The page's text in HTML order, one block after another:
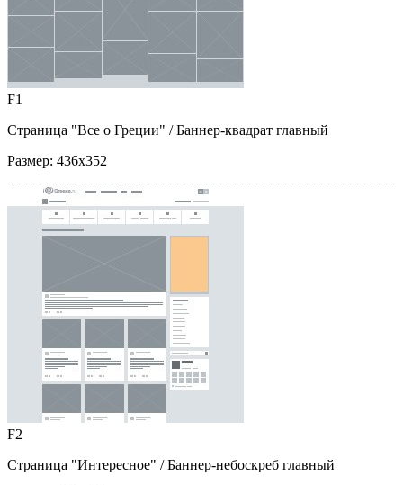
F1
Страница "Все о Греции" / Баннер-квадрат главный
Размер: 436x352
F2
Страница "Интересное" / Баннер-небоскреб главный